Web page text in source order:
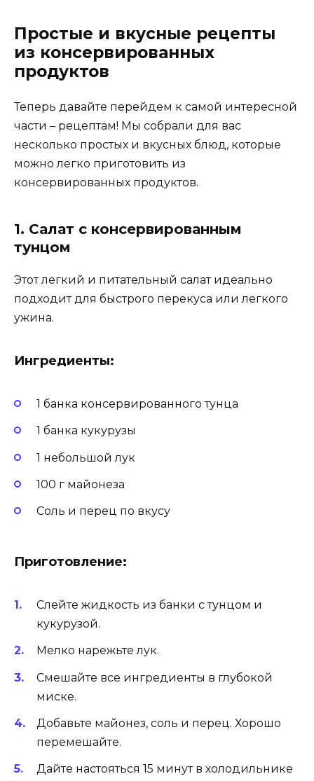
Простые и вкусные рецепты
из консервированных
продуктов
Теперь давайте перейдем к самой интересной
части – рецептам! Мы собрали для вас
несколько простых и вкусных блюд, которые
можно легко приготовить из
консервированных продуктов.
1. Салат с консервированным
тунцом
Этот легкий и питательный салат идеально
подходит для быстрого перекуса или легкого
ужина.
Ингредиенты:
1 банка консервированного тунца
1 банка кукурузы
1 небольшой лук
100 г майонеза
Соль и перец по вкусу
Приготовление:
Слейте жидкость из банки с тунцом и
кукурузой.
Мелко нарежьте лук.
Смешайте все ингредиенты в глубокой
миске.
Добавьте майонез, соль и перец. Хорошо
перемешайте.
Дайте настояться 15 минут в холодильнике